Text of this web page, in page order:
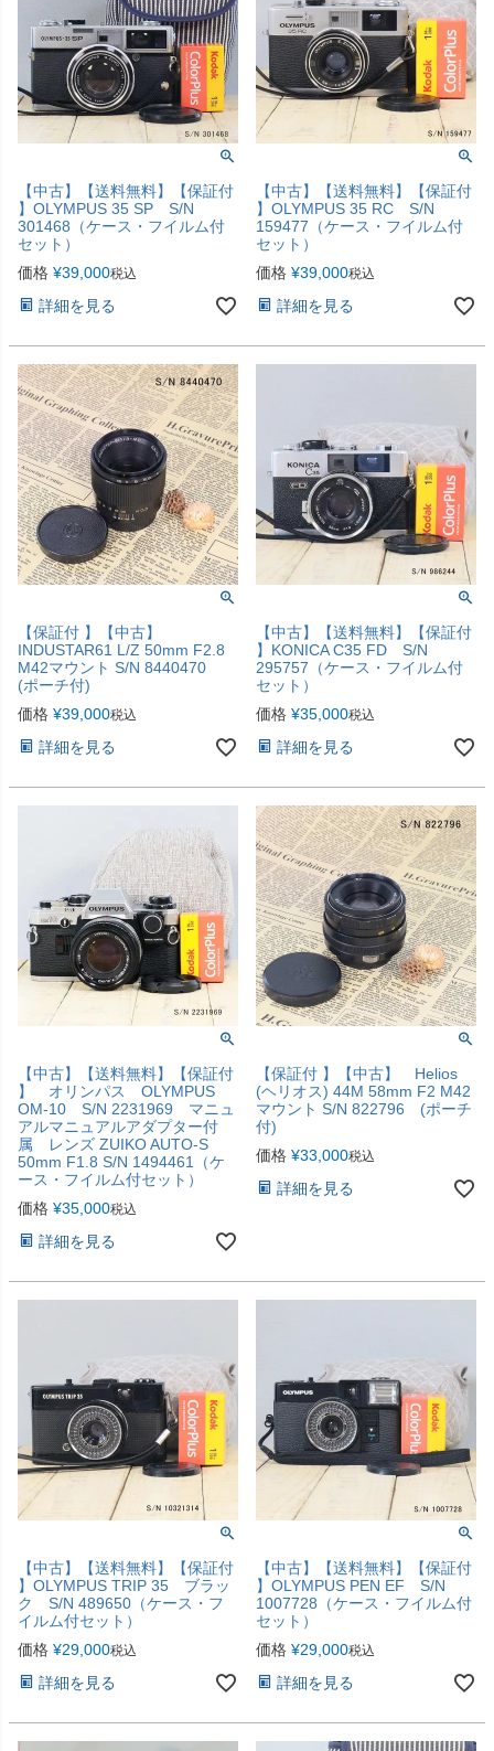
【中古】【送料無料】【保証付
】OLYMPUS 35 SP S/N
301468（ケース・フイルム付
セット）
価格 ¥39,000税込
詳細を見る
【中古】【送料無料】【保証付
】OLYMPUS 35 RC S/N
159477（ケース・フイルム付
セット）
価格 ¥39,000税込
詳細を見る
【保証付 】【中古】
INDUSTAR61 L/Z 50mm F2.8
M42マウント S/N 8440470
(ポーチ付)
価格 ¥39,000税込
詳細を見る
【中古】【送料無料】【保証付
】KONICA C35 FD S/N
295757（ケース・フイルム付
セット）
価格 ¥35,000税込
詳細を見る
【中古】【送料無料】【保証付
】 オリンパス OLYMPUS
OM-10 S/N 2231969 マニュ
アルマニュアルアダプター付
属 レンズ ZUIKO AUTO-S
50mm F1.8 S/N 1494461（ケ
ース・フイルム付セット）
価格 ¥35,000税込
詳細を見る
【保証付 】【中古】 Helios
(ヘリオス) 44M 58mm F2 M42
マウント S/N 822796 (ポーチ
付)
価格 ¥33,000税込
詳細を見る
【中古】【送料無料】【保証付
】OLYMPUS TRIP 35 ブラッ
ク S/N 489650（ケース・フ
イルム付セット）
価格 ¥29,000税込
詳細を見る
【中古】【送料無料】【保証付
】OLYMPUS PEN EF S/N
1007728（ケース・フイルム付
セット）
価格 ¥29,000税込
詳細を見る